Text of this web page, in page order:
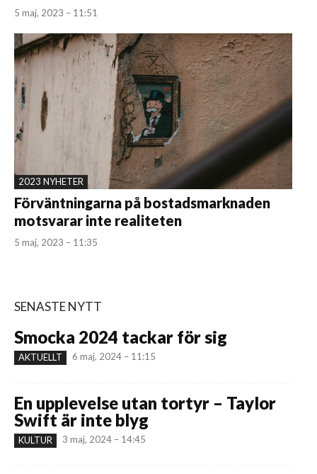
5 maj, 2023 – 11:51
2023 NYHETER
Förväntningarna på bostadsmarknaden
motsvarar inte realiteten
5 maj, 2023 – 11:35
SENASTE NYTT
Smocka 2024 tackar för sig
AKTUELLT 6 maj, 2024 – 11:15
En upplevelse utan tortyr – Taylor
Swift är inte blyg
KULTUR 3 maj, 2024 – 14:45